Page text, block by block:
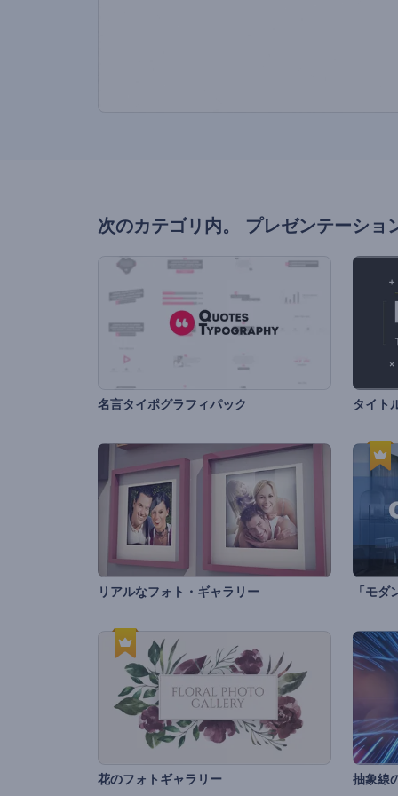
次のカテゴリ内。 プレゼンテーショ
名言タイポグラフィパック タイト
リアルなフォト・ギャラリー 「モ
花のフォトギャラリー 抽象線